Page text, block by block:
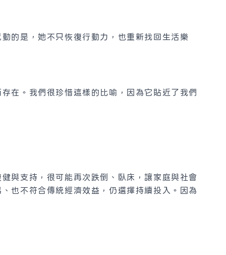
的是，她不只恢復行動力，也重新找回生活樂
在。我們很珍惜這樣的比喻，因為它貼近了我們
與支持，很可能再次跌倒、臥床，讓家庭與社會
也不符合傳統經濟效益，仍選擇持續投入。因為